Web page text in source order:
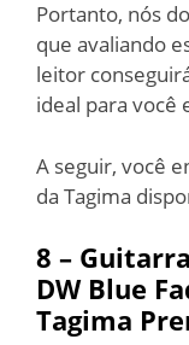
Portanto, nós
que avaliando
leitor
ideal para você
A seguir, você
da Tagima
8 –
DW Blue
Tagima